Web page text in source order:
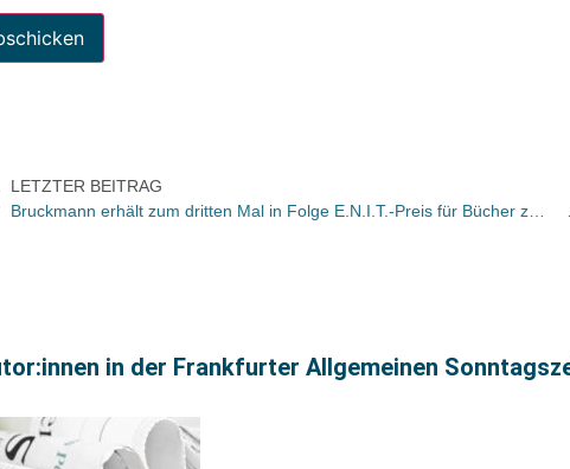
LETZTER BEITRAG
Bruckmann erhält zum dritten Mal in Folge E.N.I.T.-Preis für Bücher zum Thema Italien
in der Frankfurter Allgemeinen